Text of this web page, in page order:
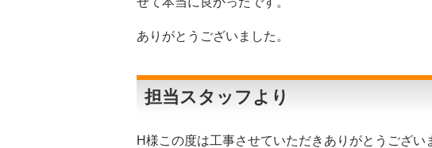
ありがとうございました。
担当スタッフより
H様この度は工事させていただきありがとうござい